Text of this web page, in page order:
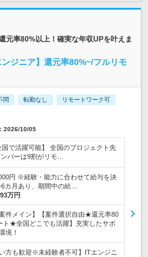
元率80%以上！確実な年収UPを叶えま
ジニア】還元率80%~/フルリモ
問 転勤なし リモートワーク可
2026/10/05
で活躍可能】 全国のプロジェクト先
バーは9割がリモ…
円 ※経験・能力に合わせて給与を決
カ月あり、期間中の給…
万円
件メイン】【案件選択自由★還元率80
ト★全国どこでも活躍】充実したサポ
境！
方も歓迎※未経験者不可】ITエンジニ